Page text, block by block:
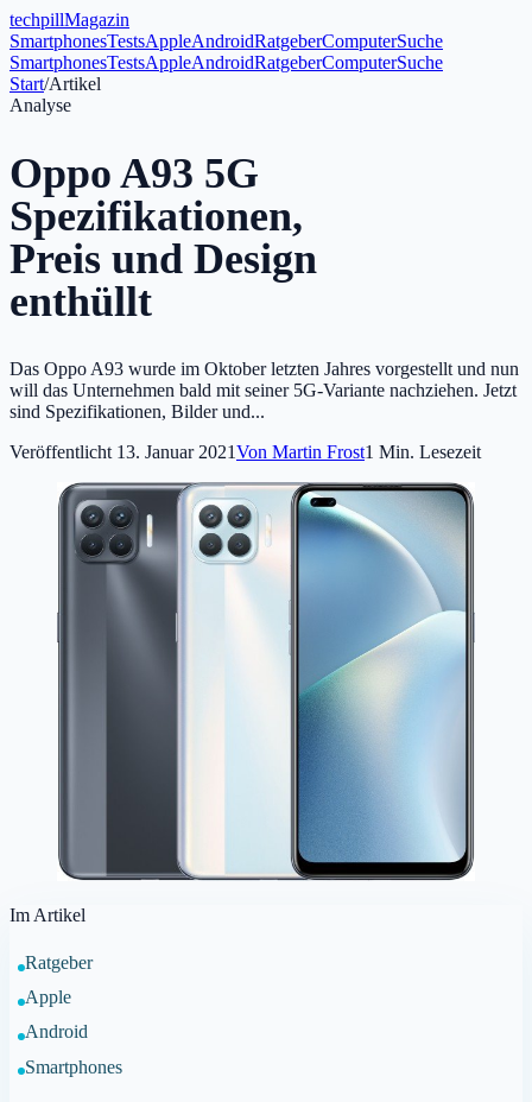
techpillMagazin
SmartphonesTestsAppleAndroidRatgeberComputerSuche
SmartphonesTestsAppleAndroidRatgeberComputerSuche
Start/Artikel
Analyse
Oppo A93 5G
Spezifikationen,
Preis und Design
enthüllt
Das Oppo A93 wurde im Oktober letzten Jahres vorgestellt und nun
will das Unternehmen bald mit seiner 5G-Variante nachziehen. Jetzt
sind Spezifikationen, Bilder und...
Veröffentlicht 13. Januar 2021Von Martin Frost1 Min. Lesezeit
Im Artikel
Ratgeber
Apple
Android
Smartphones